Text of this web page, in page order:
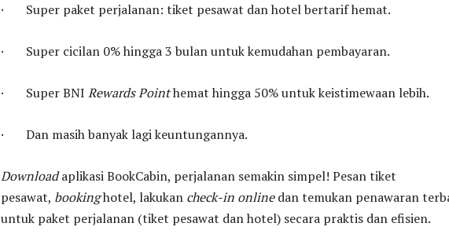
· Super paket perjalanan: tiket pesawat dan hotel bertarif hemat.
· Super cicilan 0% hingga 3 bulan untuk kemudahan pembayaran.
· Super BNI Rewards Pointhemat hingga 50% untuk keistimewaan lebih.
· Dan masih banyak lagi keuntungannya.
Downloadaplikasi BookCabin, perjalanan semakin simpel! Pesan tiket
pesawat, bookinghotel, lakukan check-in onlinedan temukan penawaran
untuk paket perjalanan (tiket pesawat dan hotel) secara praktis dan efisien.